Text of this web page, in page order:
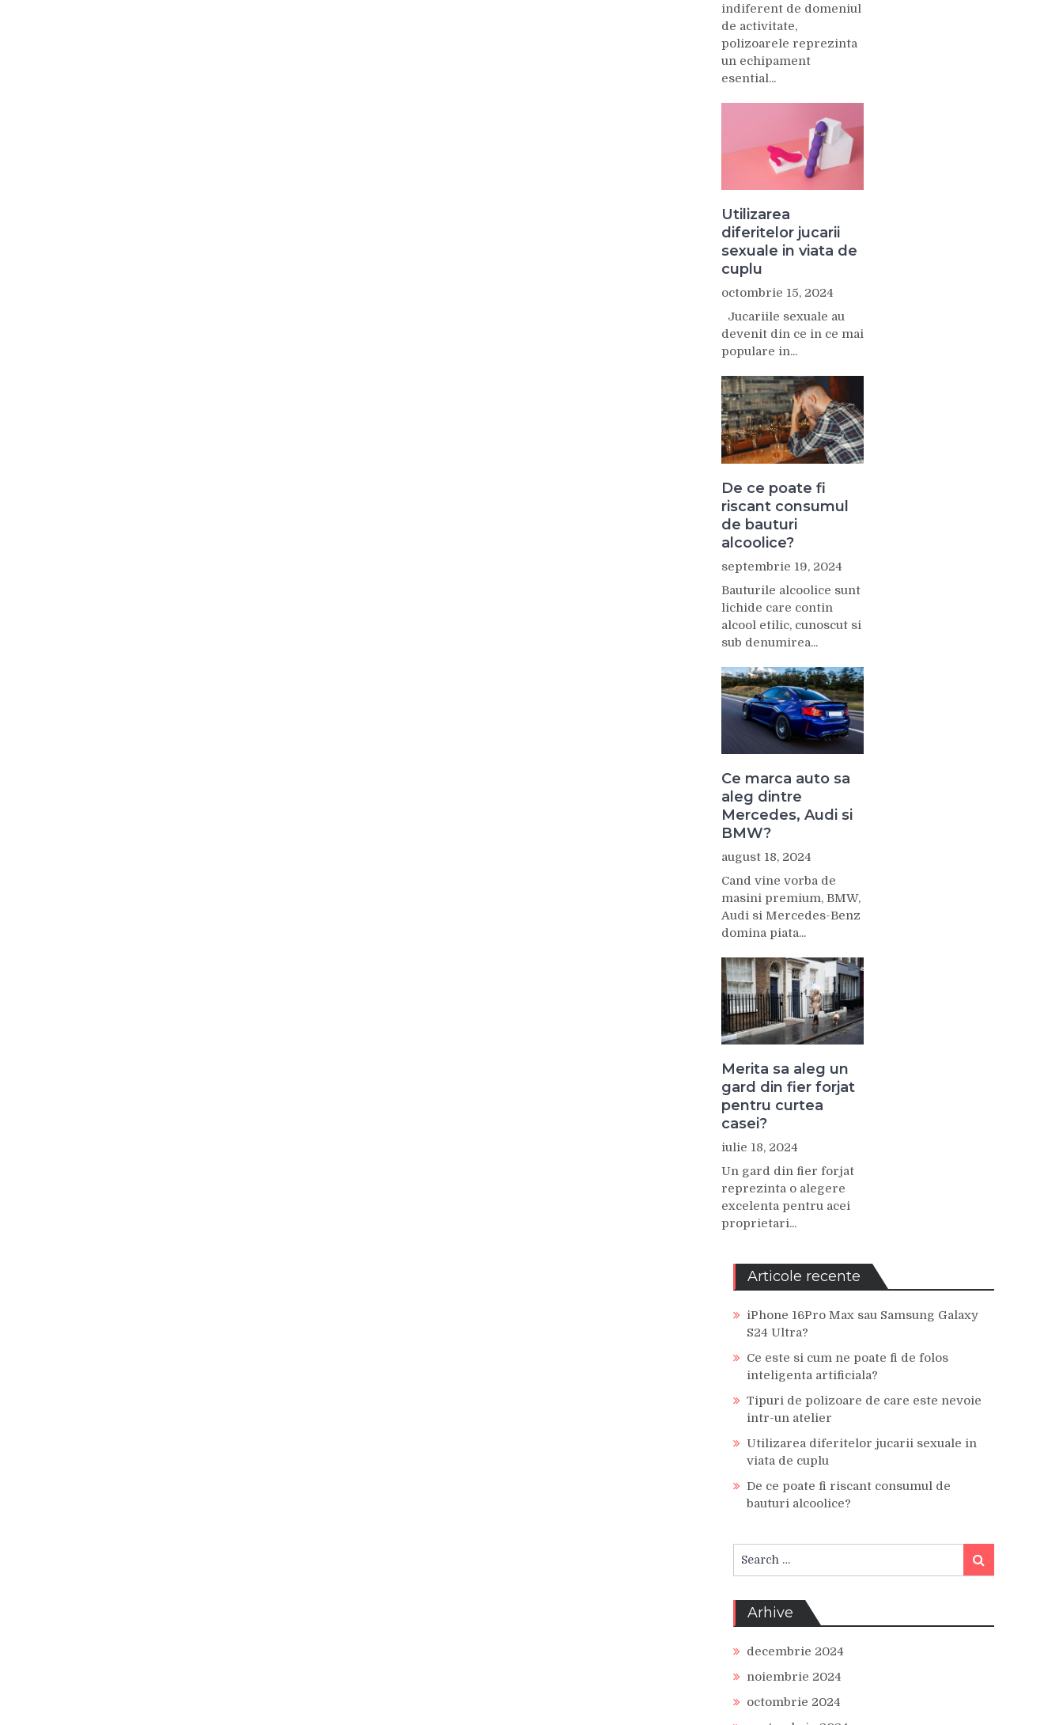
indiferent de domeniul
de activitate,
polizoarele reprezinta
un echipament
esential...
Utilizarea
diferitelor jucarii
sexuale in viata de
cuplu
octombrie 15, 2024
Jucariile sexuale au
devenit din ce in ce mai
populare in...
De ce poate fi
riscant consumul
de bauturi
alcoolice?
septembrie 19, 2024
Bauturile alcoolice sunt
lichide care contin
alcool etilic, cunoscut si
sub denumirea...
Ce marca auto sa
aleg dintre
Mercedes, Audi si
BMW?
august 18, 2024
Cand vine vorba de
masini premium, BMW,
Audi si Mercedes-Benz
domina piata...
Merita sa aleg un
gard din fier forjat
pentru curtea
casei?
iulie 18, 2024
Un gard din fier forjat
reprezinta o alegere
excelenta pentru acei
proprietari...
Articole recente
iPhone 16Pro Max sau Samsung Galaxy
S24 Ultra?
Ce este si cum ne poate fi de folos
inteligenta artificiala?
Tipuri de polizoare de care este nevoie
intr-un atelier
Utilizarea diferitelor jucarii sexuale in
viata de cuplu
De ce poate fi riscant consumul de
bauturi alcoolice?
for:
Search
Arhive
decembrie 2024
noiembrie 2024
octombrie 2024